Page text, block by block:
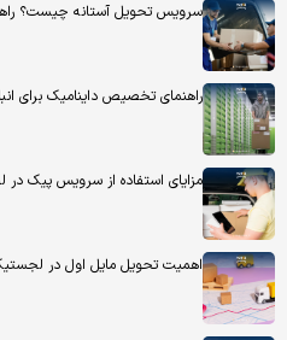
سرویس تحویل آستانه چیست؟
راهنمای تخصیص داینامیک برای
مزایای استفاده از سرویس پیک
اهمیت تحویل مایل اول در